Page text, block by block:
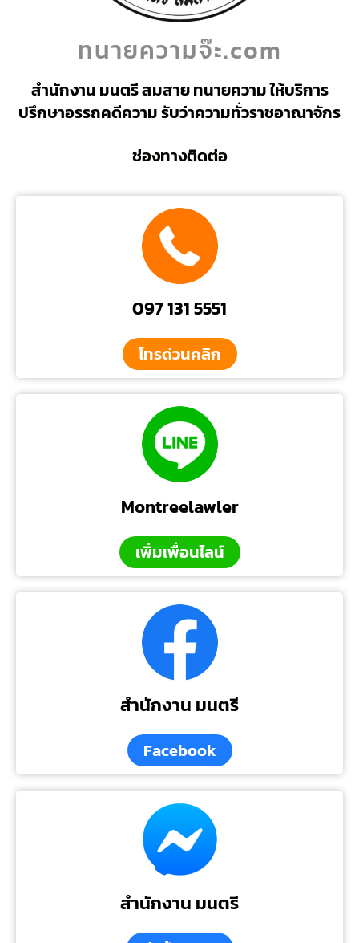
ทนายความจ๊ะ.com
สำนักงาน มนตรี สมสาย ทนายความ ให้บริการ
ปรึกษาอรรถคดีความ รับว่าความทั่วราชอาณาจักร
ช่องทางติดต่อ
097 131 5551
โทรด่วนคลิก
Montreelawler
เพิ่มเพื่อนไลน์
สำนักงาน มนตรี
Facebook
สำนักงาน มนตรี